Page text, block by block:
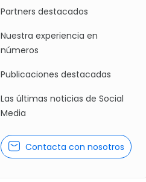
Partners destacados
Nuestra experiencia en
números
Publicaciones destacadas
Las últimas noticias de Social
Media
Contacta con nosotros